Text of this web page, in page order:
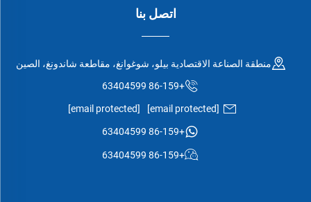
اتصل بنا
منطقة الصناعة الاقتصادية بيلو، شوغوانغ، مقاطعة شاندونغ، الصين
+86-159 63404599
[email protected]
[email protected]
+86-159 63404599
+86-159 63404599